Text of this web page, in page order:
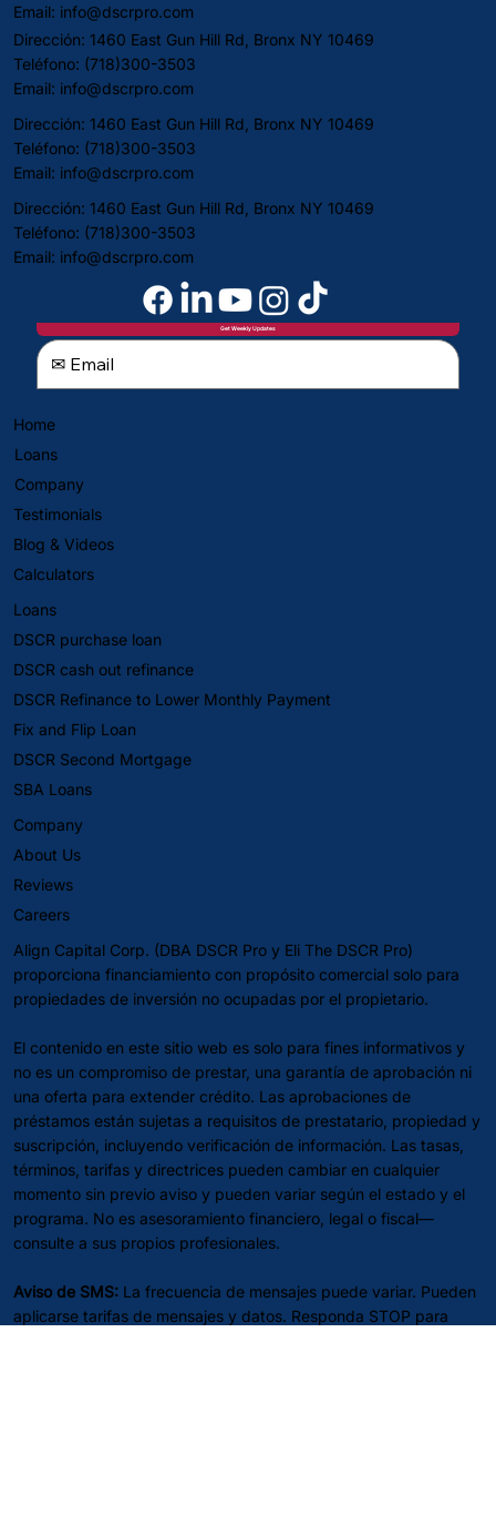
Dirección: 1460 East Gun Hill Rd, Bronx NY 10469
Teléfono: (718)300-3503
Email: info@dscrpro.com
Email: info@dscrpro.com
Dirección: 1460 East Gun Hill Rd, Bronx NY 10469
Teléfono: (718)300-3503
Email: info@dscrpro.com
Get Weekly Updates
Dirección: 1460 East Gun Hill Rd, Bronx NY 10469
Teléfono: (718)300-3503
Email: info@dscrpro.com
Home
Loans
Company
Testimonials
Blog & Videos
Calculators
Loans
DSCR purchase loan
DSCR cash out refinance
DSCR Refinance to Lower Monthly Payment
Fix and Flip Loan
DSCR Second Mortgage
SBA Loans
Company
About Us
Reviews
Careers
Align Capital Corp. (DBA DSCR Pro y Eli The DSCR Pro)
proporciona financiamiento con propósito comercial solo para
propiedades de inversión no ocupadas por el propietario.
El contenido en este sitio web es solo para fines informativos y
no es un compromiso de prestar, una garantía de aprobación ni
una oferta para extender crédito. Las aprobaciones de
préstamos están sujetas a requisitos de prestatario, propiedad y
suscripción, incluyendo verificación de información. Las tasas,
términos, tarifas y directrices pueden cambiar en cualquier
momento sin previo aviso y pueden variar según el estado y el
programa. No es asesoramiento financiero, legal o fiscal—
consulte a sus propios profesionales.
Aviso de SMS: La frecuencia de mensajes puede variar. Pueden
aplicarse tarifas de mensajes y datos. Responda STOP para